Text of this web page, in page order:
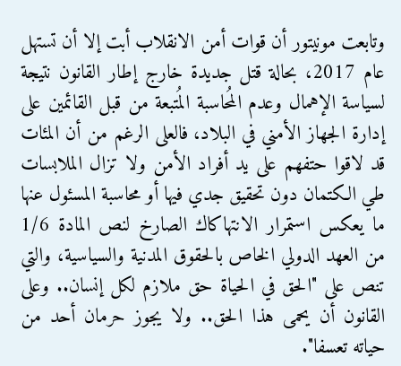
وتابعت مونيتور أن قوات أمن الانقلاب أبت إلا أن تستهل
عام 2017، بحالة قتل جديدة خارج إطار القانون نتيجة
لسياسة الإهمال وعدم المُحاسبة المُتبعة من قبل القائمين على
إدارة الجهاز الأمني في البلاد، فالعلى الرغم من أن المئات
قد لاقوا حتفهم على يد أفراد الأمن ولا تزال الملابسات
طي الكتمان دون تحقيق جدي فيها أو محاسبة المسئول عنها
ما يعكس استمرار الانتهاكاك الصارخ لنص المادة 1/6
من العهد الدولي الخاص بالحقوق المدنية والسياسية، والتي
تنص على "الحق في الحياة حق ملازم لكل إنسان.. وعلى
القانون أن يحمى هذا الحق.. ولا يجوز حرمان أحد من
حياته تعسفا".